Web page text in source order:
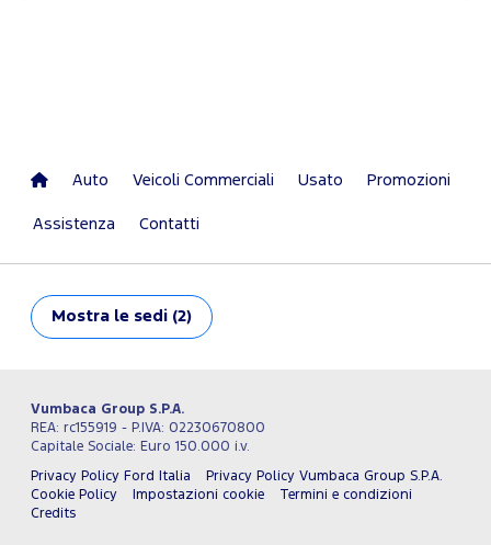
Auto Veicoli Commerciali Usato Promozioni
Assistenza Contatti
Mostra le sedi (2)
Vumbaca Group S.P.A.
REA: rc155919 - P.IVA: 02230670800
Capitale Sociale: Euro 150.000 i.v.
Privacy Policy Ford Italia
Privacy Policy Vumbaca Group S.P.A.
Cookie Policy
Impostazioni cookie
Termini e condizioni
Credits